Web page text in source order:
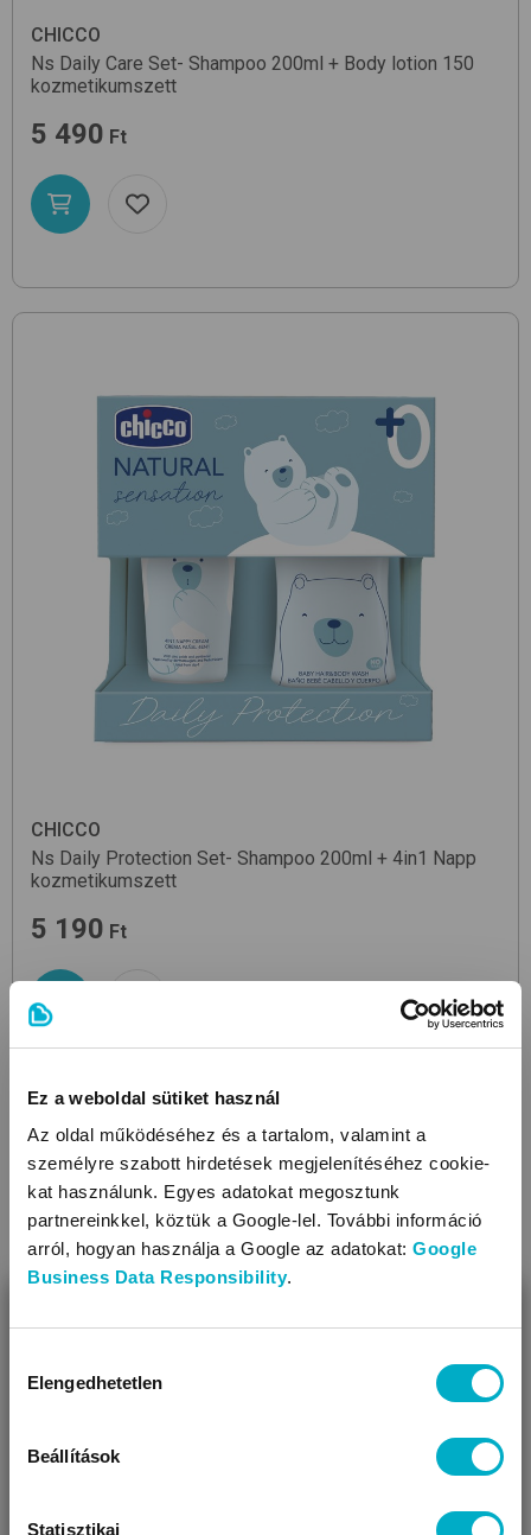
Ez a weboldal sütiket használ
Az oldal működéséhez és a tartalom, valamint a
személyre szabott hirdetések megjelenítéséhez cookie-
kat használunk. Egyes adatokat megosztunk
partnereinkkel, köztük a Google-lel. További információ
arról, hogyan használja a Google az adatokat: Google
Business Data Responsibility.
kiválasztása
Elengedhetetlen
Beállítások
Statisztikai
CHICCO
Ns Daily Care Set- Shampoo 200ml + Body lotion 150
kozmetikumszett
5 490 Ft
CHICCO
Ns Daily Protection Set- Shampoo 200ml + 4in1 Napp
kozmetikumszett
5 190 Ft
Áruházainkban szélesebb választék mellett további
kedvezményekkel és egyéni tanácsadással várunk.
Úgy látjuk, most jársz nálunk először!